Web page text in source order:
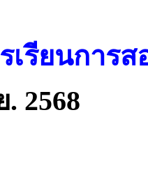
เรียนการ
. 2568